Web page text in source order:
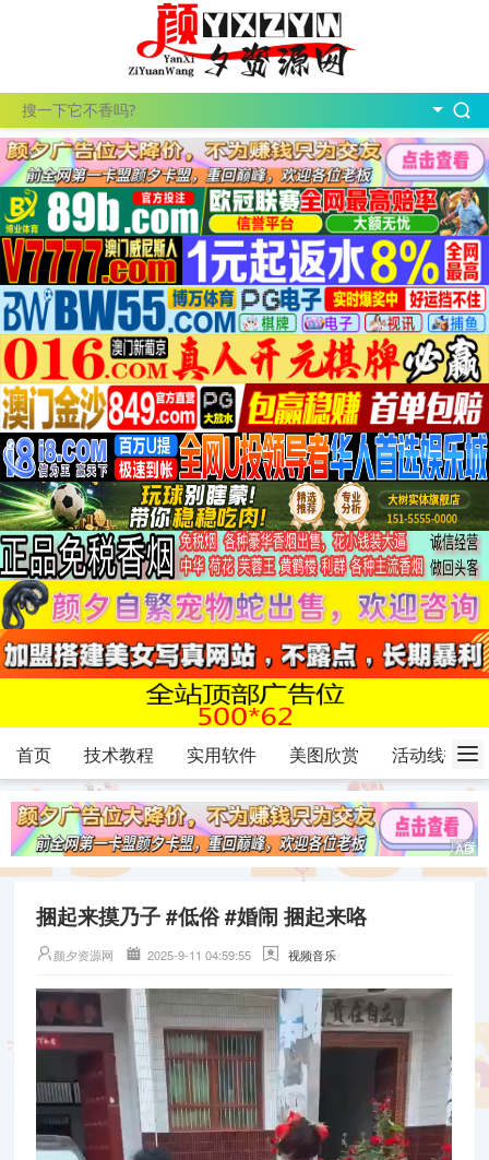
首页 技术教程 实用软件 美图欣赏 活动线报
捆起来摸乃子 #低俗 #婚闹 捆起来咯
颜夕资源网 2025-9-11 04:59:55 视频音乐